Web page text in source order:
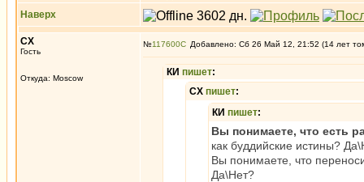
Наверх
СХ
Гость
Откуда: Moscow
№117600 Добавлено: Сб 26 Май 12, 21:52 (14 лет
КИ пишет:
СХ пишет:
КИ пишет:
Вы понимаете, что есть
как буддийские истины?
Вы понимаете, что
Да\Нет?